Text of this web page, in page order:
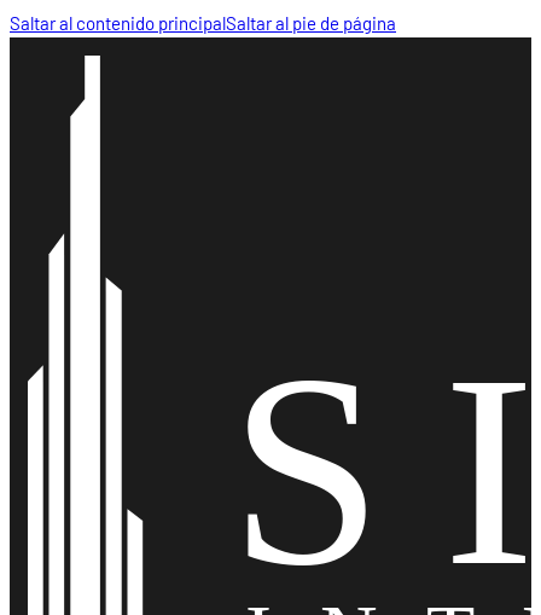
Saltar al contenido principalSaltar al pie de página